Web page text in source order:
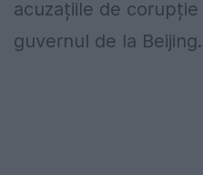
acuzațiile de
guvernul de la Beijing.